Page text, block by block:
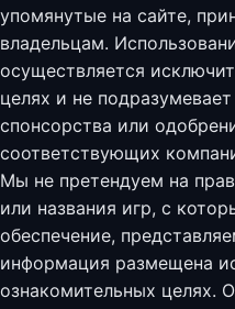
упомянутые на сайте,
владельцам.
осуществляется
целях и не
спонсорства или
соответствующих
Мы не претендуем на
или названия игр, с
обеспечение,
информация размещена
ознакомительных целях.